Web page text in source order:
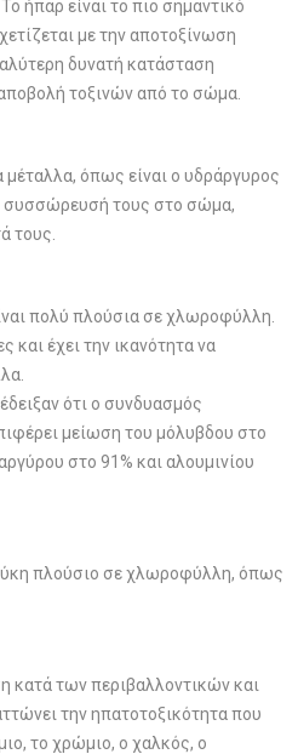
ήπαρ είναι το πιο σημαντικό
με την αποτοξίνωση
δυνατή κατάσταση
τοξινών από το σώμα.
μέταλλα, όπως είναι ο υδράργυρος
συσσώρευσή τους στο σώμα,
τους.
πολύ πλούσια σε χλωροφύλλη.
και έχει την ικανότητα να
ότι ο συνδυασμός
μείωση του μόλυβδου στο
στο 91% και αλουμινίου
πλούσιο σε χλωροφύλλη, όπως
κατά των περιβαλλοντικών και
την ηπατοτοξικότητα που
το χρώμιο, ο χαλκός, ο